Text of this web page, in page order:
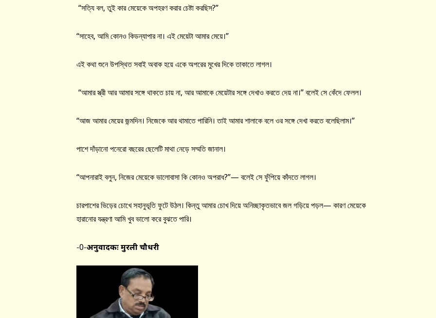
“সত্যি বল, তুই কার মেয়েকে অপহরণ করার চেষ্টা করছিস?”
“সাহেব, আমি কোনও কিডন্যাপার না। এই মেয়েটা আমার মেয়ে।”
এই কথা শুনে উপস্থিত সবাই অবাক হয়ে একে অপরের মুখের দিকে তাকাতে লাগল।
“আমার স্ত্রী আর আমার সঙ্গে থাকতে চায় না, আর আমাকে মেয়েটার সঙ্গে দেখাও করতে দেয় না।” বলেই সে কেঁদে ফেলল।
“আজ আমার মেয়ের জন্মদিন। নিজেকে আর থামাতে পারিনি। তাই আমার শালাকে বলে ওর সঙ্গে দেখা করতে বলেছিলাম।”
পাশে দাঁড়ানো পনেরো বছরের ছেলেটি মাথা নেড়ে সম্মতি জানাল।
“আপনারাই বলুন, নিজের মেয়েকে ভালোবাসা কি কোনও অপরাধ?”— বলেই সে ফুঁপিয়ে কাঁদতে লাগল।
চারপাশের ভিড়ের চোখে সহানুভূতি ফুটে উঠল। কিন্তু আমার চোখ দিয়ে অনিচ্ছাকৃতভাবে জল গড়িয়ে পড়ল— কারণ মেয়েকে
হারানোর যন্ত্রণা আমি খুব ভালো করে বুঝতে পারি।
-0-अनुवादकः मुरली चौधरी